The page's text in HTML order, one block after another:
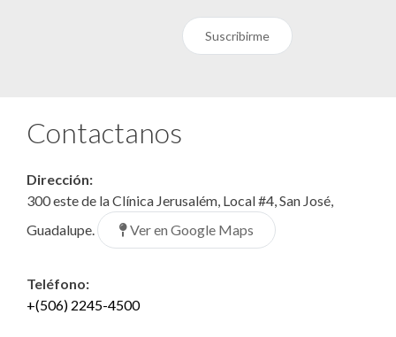
Suscribirme
Contactanos
Dirección:
300 este de la Clínica Jerusalém, Local #4, San José,
Guadalupe.
Ver en Google Maps
Teléfono:
+(506) 2245-4500